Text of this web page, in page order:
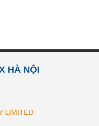
HÀ NỘI
LIMITED